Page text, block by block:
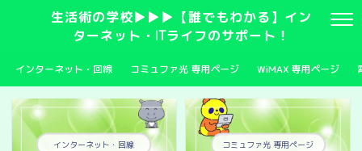
生活術の学校▶▶▶【誰でもわかる】イン
ターネット・ITライフのサポート！
インターネット・回線 コミュファ光 専用ページ WiMAX 専用ページ
インターネット・回線 コミュファ光 専用ページ